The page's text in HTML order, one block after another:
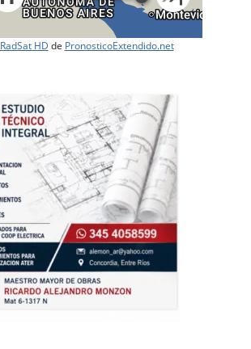
RadSat HD de PronosticoExtendido.net